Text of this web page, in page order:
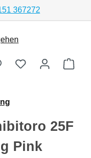
367272
25F
Pink